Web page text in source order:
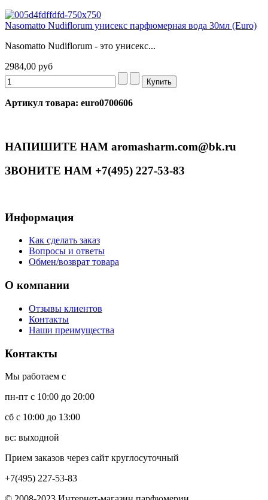
Nasomatto Nudiflorum унисекс парфюмерная вода 30мл (Euro)
Nasomatto Nudiflorum - это унисекс...
2984,00 руб
Артикул товара: euro0700606
НАПИШИТЕ НАМ aromasharm.com@bk.ru
ЗВОНИТЕ НАМ +7(495) 227-53-83
Информация
Как сделать заказ
Вопросы и ответы
Обмен/возврат товара
О компании
Отзывы клиентов
Контакты
Наши преимущества
Контакты
Мы работаем с
пн-пт с 10:00 до 20:00
сб с 10:00 до 13:00
вс: выходной
Прием заказов через сайт круглосуточный
+7(495) 227-53-83